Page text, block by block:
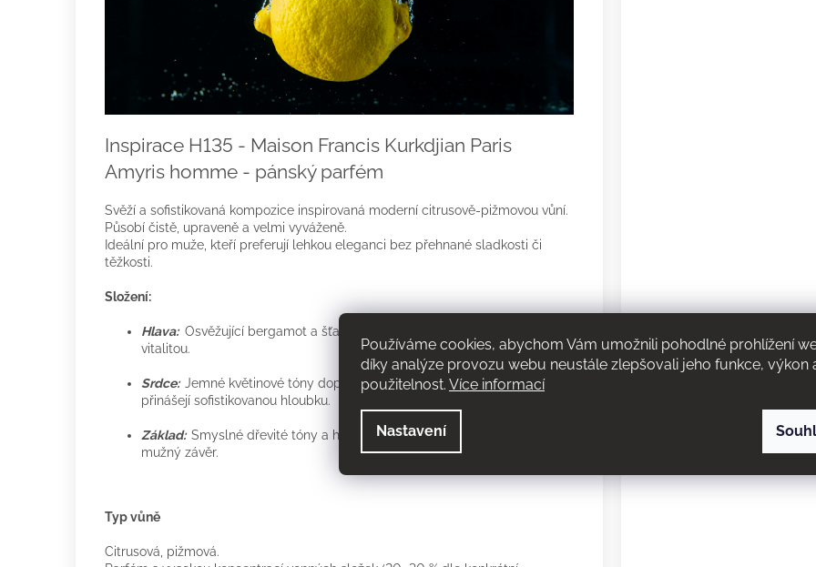
Používáme cookies, abychom Vám umožnili pohodlné prohlížení
díky analýze provozu webu neustále zlepšovali jeho funkce, výkon
použitelnost. Více informací
Nastavení
Inspirace H135 - Maison Francis Kurkdjian Paris
Amyris homme - pánský parfém
Svěží a sofistikovaná kompozice inspirovaná moderní citrusově-pižmovou vůní.
Působí čistě, upraveně a velmi vyváženě.
Ideální pro muže, kteří preferují lehkou eleganci bez přehnané sladkosti či
těžkosti.
Složení:
Hlava: Osvěžující bergamot a šťavnatý citrón vás probudí svou jiskrou a
vitalitou.
Srdce: Jemné květinové tóny doplněné o nádech exotické skořice
přinášejí sofistikovanou hloubku.
Základ: Smyslné dřevité tóny a hebké pižmo vytváří dlouhotrvající,
mužný závěr.
Typ vůně
Citrusová, pižmová.